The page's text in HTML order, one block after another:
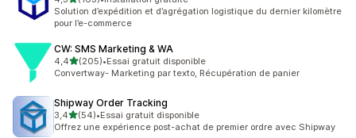
163 avis au total
Solution d’expédition et d’agrégation logistique du dernier kilomètre
pour l’e-commerce
CW: SMS Marketing & WA
4,4étoile(s) sur 5
(205)
205 avis au total
•Essai gratuit disponible
Convertway- Marketing par texto, Récupération de panier
Shipway Order Tracking
3,4étoile(s) sur 5
(54)
54 avis au total
•Essai gratuit disponible
Offrez une expérience post-achat de premier ordre avec Shipway